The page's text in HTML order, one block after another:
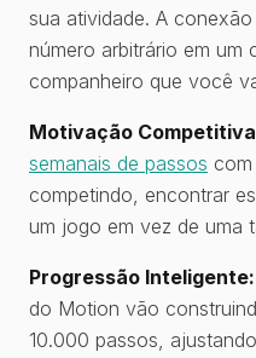
sua atividade. A
número arbitrário em um
companheiro que você
Motivação
semanais de passos
competindo, encontrar
um jogo em vez de uma
Progressão Inteligente:
do Motion vão
10.000 passos,